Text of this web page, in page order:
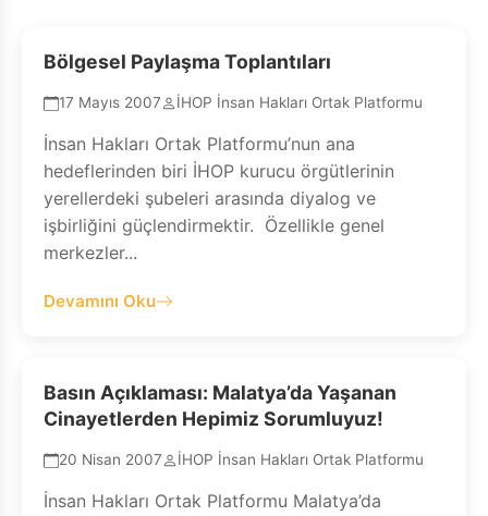
Bölgesel Paylaşma Toplantıları
17 Mayıs 2007 İHOP İnsan Hakları Ortak Platformu
İnsan Hakları Ortak Platformu’nun ana
hedeflerinden biri İHOP kurucu örgütlerinin
yerellerdeki şubeleri arasında diyalog ve
işbirliğini güçlendirmektir. Özellikle genel
merkezler...
Devamını Oku
Basın Açıklaması: Malatya’da Yaşanan
Cinayetlerden Hepimiz Sorumluyuz!
20 Nisan 2007 İHOP İnsan Hakları Ortak Platformu
İnsan Hakları Ortak Platformu Malatya’da